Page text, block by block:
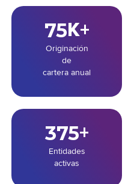
95K+
Originación
de
cartera anual
475+
Entidades
activas